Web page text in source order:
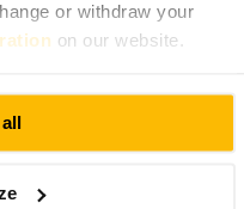
or withdraw your
on our website.